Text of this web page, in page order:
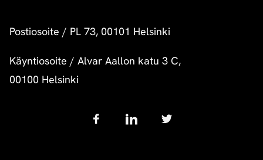
Postiosoite / PL 73, 00101 Helsinki
Käyntiosoite / Alvar Aallon katu 3 C,
00100 Helsinki